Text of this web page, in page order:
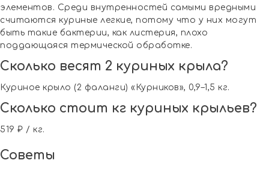
элементов. Среди внутренностей самыми вредными
считаются куриные легкие, потому что у них могут
быть такие бактерии, как листерия, плохо
поддающаяся термической обработке.
Сколько весят 2 куриных крыла?
Куриное крыло (2 фаланги) «Курников», 0,9–1,5 кг.
Сколько стоит кг куриных крыльев?
519 ₽ / кг.
Советы